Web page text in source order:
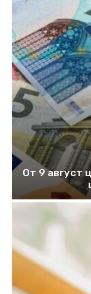
От 9 август